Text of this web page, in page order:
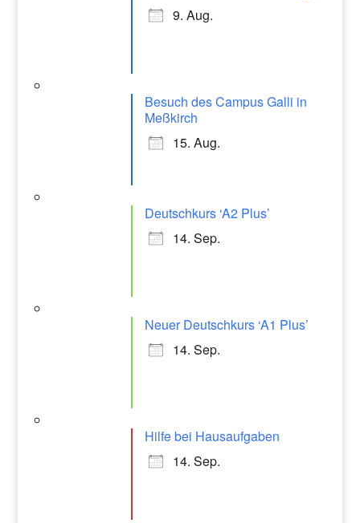
9. Aug.
Besuch des Campus Galli in
Meßkirch
15. Aug.
Deutschkurs ‘A2 Plus’
14. Sep.
Neuer Deutschkurs ‘A1 Plus’
14. Sep.
Hilfe bei Hausaufgaben
14. Sep.